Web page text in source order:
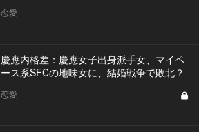
恋愛
慶應内格差：慶應女子出身派手女、マイペ
ース系SFCの地味女に、結婚戦争で敗北？
恋愛